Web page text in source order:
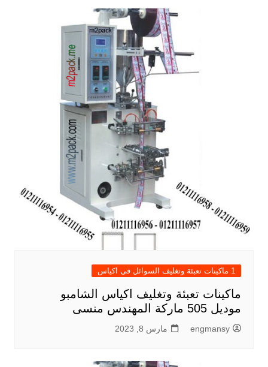
1 ماكينات تعبئة وتغليف السوائل فى اكياس
ماكينات تعبئة وتغليف اكياس الشامبو
موديل 505 ماركة المهندس منسى
engmansy مارس 8, 2023